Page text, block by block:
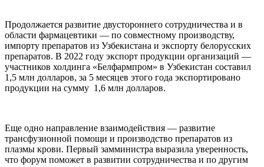
Продолжается развитие двустороннего сотрудничества и в
области фармацевтики — по совместному производству,
импорту препаратов из Узбекистана и экспорту белорусских
препаратов. В 2022 году экспорт продукции организаций —
участников холдинга «Белфармпром» в Узбекистан составил
1,5 млн долларов, за 5 месяцев этого года экспортировано
продукции на сумму 1,6 млн долларов.
Еще одно направление взаимодействия — развитие
трансфузионной помощи и производство препаратов из
плазмы крови. Первый замминистра выразила уверенность,
что форум поможет в развитии сотрудничества и по другим